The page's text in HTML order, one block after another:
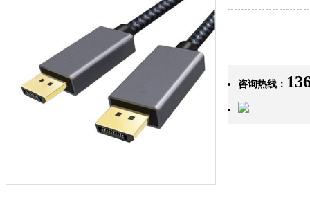
咨询热线：